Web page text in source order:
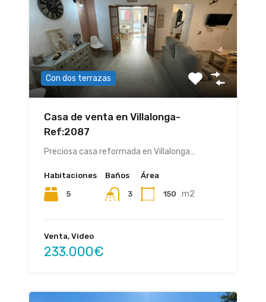
Con dos terrazas
Casa de venta en Villalonga-
Ref:2087
Preciosa casa reformada en Villalonga…
Habitaciones
5
Baños
3
Área
150 m2
Venta, Video
233.000€